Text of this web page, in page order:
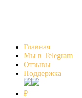
Главная
Мы в Telegram
Отзывы
Поддержка
₽